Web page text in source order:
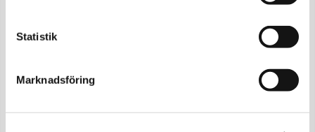
Statistik
Marknadsföring
boxmotor med gravitationsstängande failsafefunktion och
kedjedrift. Leveransen innehåller ett styrskåp som tar om
trygg och säker funktion, både vid dagligt användande men
framför allt vid en kritisk brandsituation. Brandjalusin
på båda sidor om öppningen. Brandgardinen monteras